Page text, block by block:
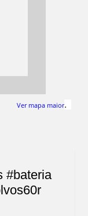
Ver mapa maior.
#bateria